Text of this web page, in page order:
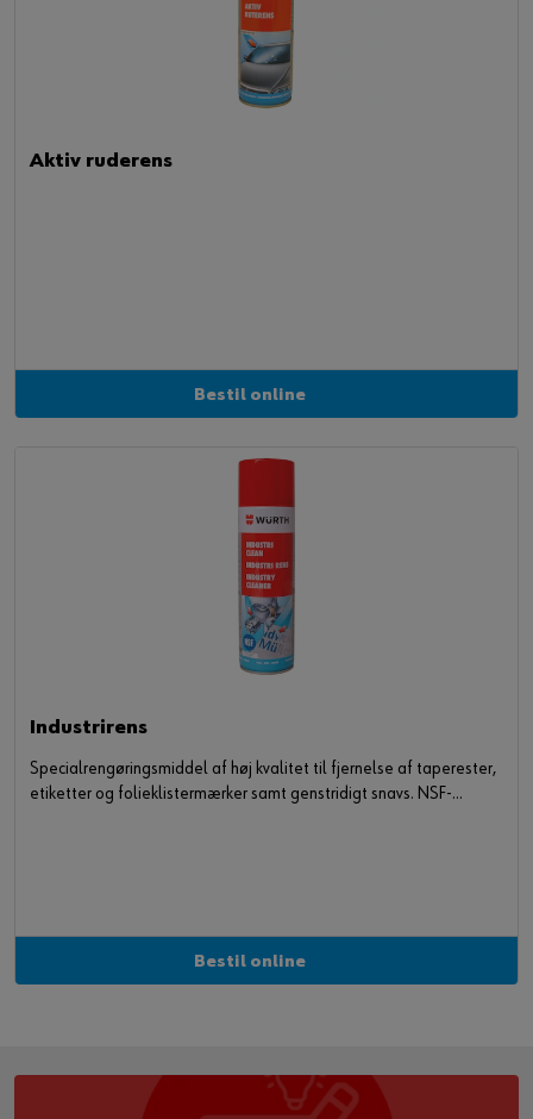
Aktiv ruderens
Bestil online
Industrirens
Specialrengøringsmiddel af høj kvalitet til fjernelse af taperester,
etiketter og folieklistermærker samt genstridigt snavs. NSF-
Bestil online